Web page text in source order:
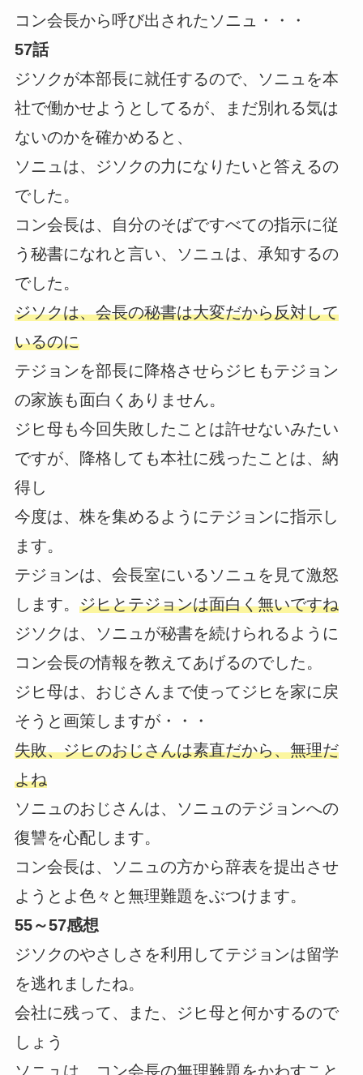
コン会長から呼び出されたソニュ・・・
57話
ジソクが本部長に就任するので、ソニュを本
社で働かせようとしてるが、まだ別れる気は
ないのかを確かめると、
ソニュは、ジソクの力になりたいと答えるの
でした。
コン会長は、自分のそばですべての指示に従
う秘書になれと言い、ソニュは、承知するの
でした。
ジソクは、会長の秘書は大変だから反対して
いるのに
テジョンを部長に降格させらジヒもテジョン
の家族も面白くありません。
ジヒ母も今回失敗したことは許せないみたい
ですが、降格しても本社に残ったことは、納
得し
今度は、株を集めるようにテジョンに指示し
ます。
テジョンは、会長室にいるソニュを見て激怒
します。 ジヒとテジョンは面白く無いですね
ジソクは、ソニュが秘書を続けられるように
コン会長の情報を教えてあげるのでした。
ジヒ母は、おじさんまで使ってジヒを家に戻
そうと画策しますが・・・
失敗、ジヒのおじさんは素直だから、無理だ
よね
ソニュのおじさんは、ソニュのテジョンへの
復讐を心配します。
コン会長は、ソニュの方から辞表を提出させ
ようとよ色々と無理難題をぶつけます。
55～57感想
ジソクのやさしさを利用してテジョンは留学
を逃れましたね。
会社に残って、また、ジヒ母と何かするので
しょう
ソニュは、コン会長の無理難題をかわすこと